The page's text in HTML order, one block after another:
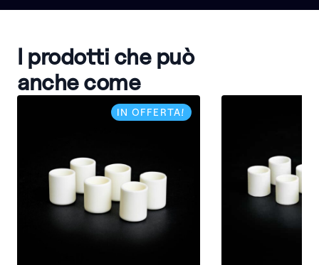
I prodotti che può
anche come
IN OFFERTA!